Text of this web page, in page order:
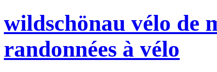
wildschönau vélo de
randonnées à vélo